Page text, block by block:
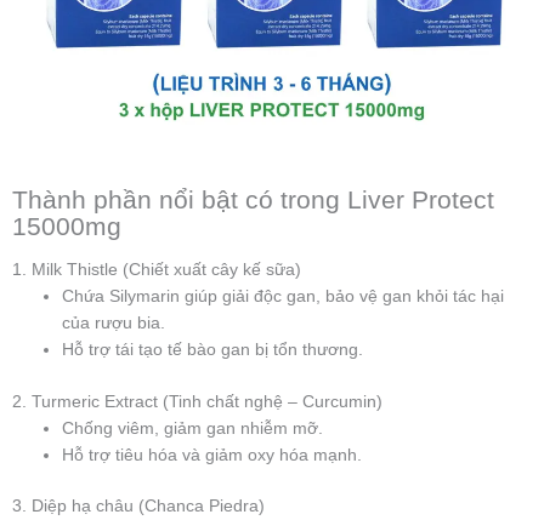
Thành phần nổi bật có trong Liver Protect
15000mg
1. Milk Thistle (Chiết xuất cây kế sữa)
Chứa Silymarin giúp giải độc gan, bảo vệ gan khỏi tác hại
của rượu bia.
Hỗ trợ tái tạo tế bào gan bị tổn thương.
2. Turmeric Extract (Tinh chất nghệ – Curcumin)
Chống viêm, giảm gan nhiễm mỡ.
Hỗ trợ tiêu hóa và giảm oxy hóa mạnh.
3. Diệp hạ châu (Chanca Piedra)